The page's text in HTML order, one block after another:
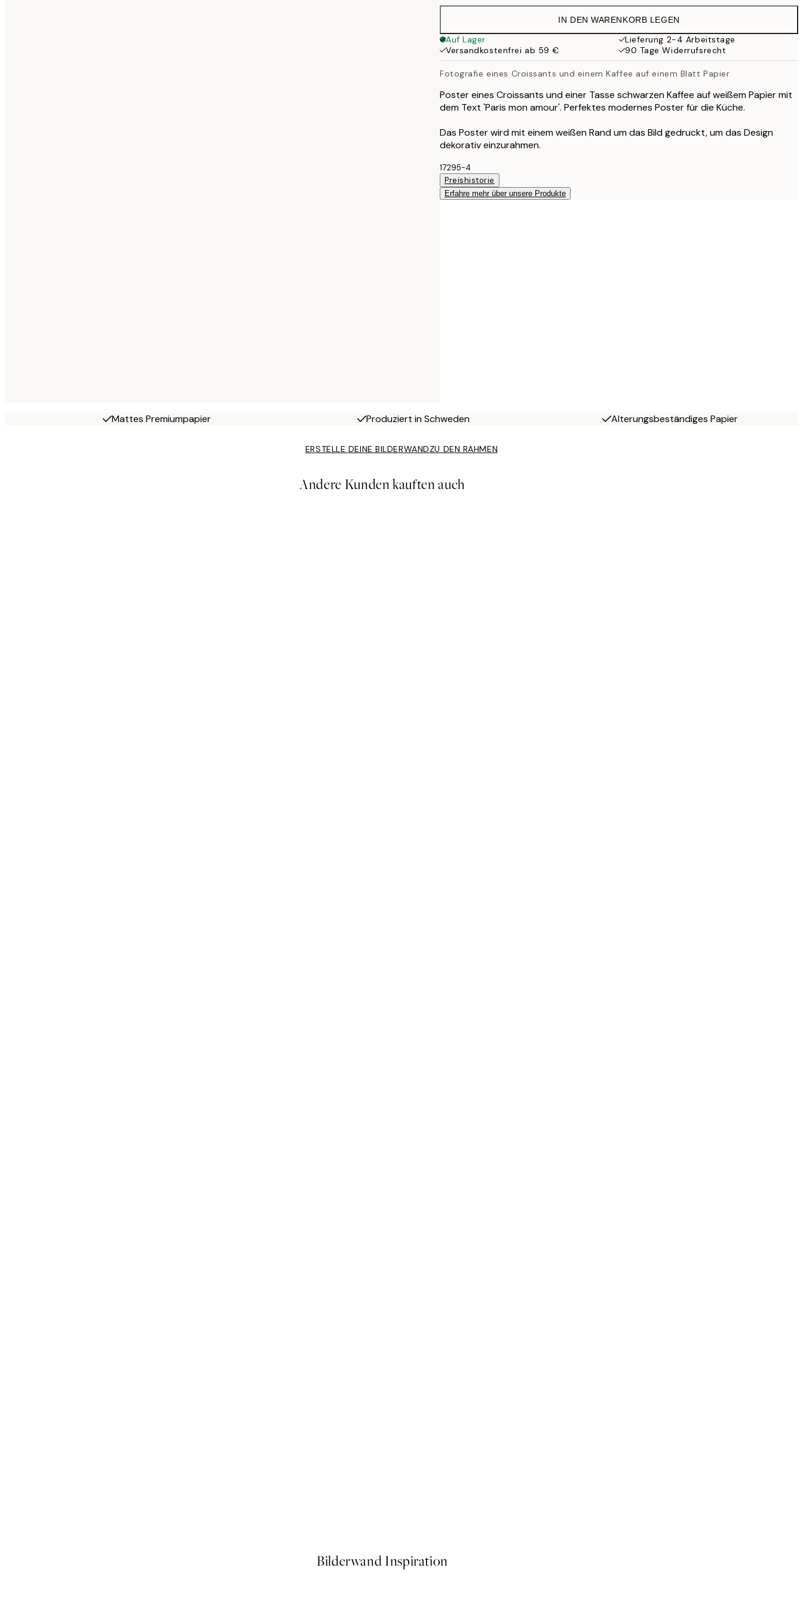
19,95 €
IN DEN WARENKORB LEGEN
Auf Lager
Lieferung 2-4 Arbeitstage
Versandkostenfrei ab 59 €
90 Tage Widerrufsrecht
Fotografie eines Croissants und einem Kaffee auf einem Blatt Papier
Poster eines Croissants und einer Tasse schwarzen Kaffee auf weißem Papier mit
dem Text 'Paris mon amour'. Perfektes modernes Poster für die Küche.
Das Poster wird mit einem weißen Rand um das Bild gedruckt, um das Design
dekorativ einzurahmen.
17295-4
Preishistorie
Erfahre mehr über unsere Produkte
Mattes Premiumpapier Produziert in Schweden Alterungsbeständiges Papier
ERSTELLE DEINE BILDERWANDZU DEN RAHMEN
Andere Kunden kauften auch
Bilderwand Inspiration